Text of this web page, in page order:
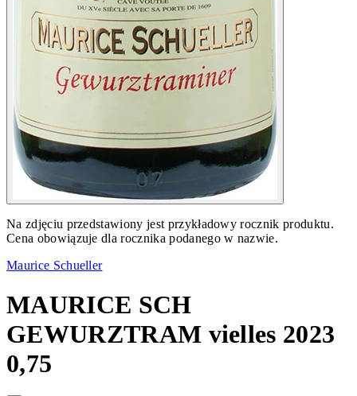
Na zdjęciu przedstawiony jest przykładowy rocznik produktu.
Cena obowiązuje dla rocznika podanego w nazwie.
Maurice Schueller
MAURICE SCH
GEWURZTRAM vielles 2023
0,75